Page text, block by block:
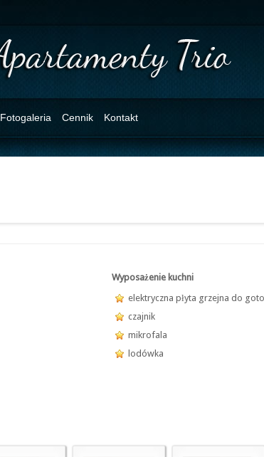
Fotogaleria Cennik Kontakt
Wyposażenie kuchni
elektryczna płyta grzejna do
czajnik
mikrofala
lodówka